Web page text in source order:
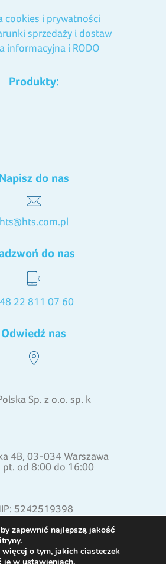
cookies i prywatności
sprzedaży i dostaw
informacyjna i RODO
Produkty:
Napisz do nas
hts@hts.com.pl
do nas
22 811 07 60
Odwiedź nas
Sp. z o.o. sp. k
4B, 03-034 Warszawa
pt. od 8:00 do 16:00
5242519398
015871772
zapewnić najlepszą jakość
o tym, jakich ciasteczek